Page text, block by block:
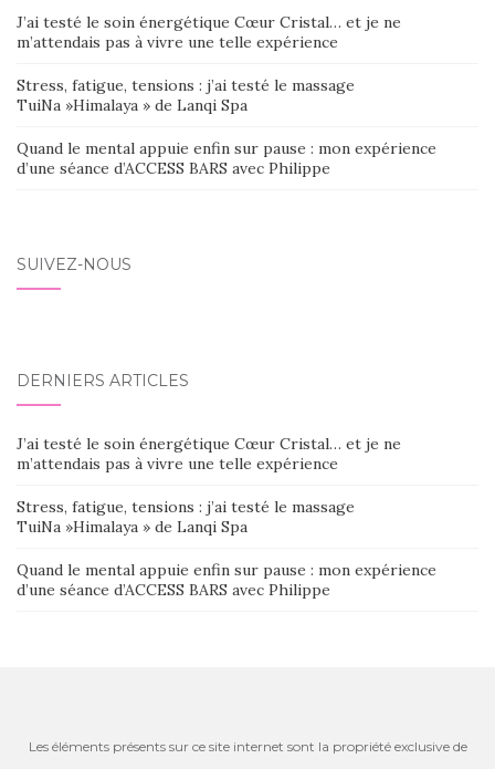
J’ai testé le soin énergétique Cœur Cristal… et je ne
m’attendais pas à vivre une telle expérience
Stress, fatigue, tensions : j’ai testé le massage
TuiNa »Himalaya » de Lanqi Spa
Quand le mental appuie enfin sur pause : mon expérience
d’une séance d’ACCESS BARS avec Philippe
SUIVEZ-NOUS
DERNIERS ARTICLES
J’ai testé le soin énergétique Cœur Cristal… et je ne
m’attendais pas à vivre une telle expérience
Stress, fatigue, tensions : j’ai testé le massage
TuiNa »Himalaya » de Lanqi Spa
Quand le mental appuie enfin sur pause : mon expérience
d’une séance d’ACCESS BARS avec Philippe
Les éléments présents sur ce site internet sont la propriété exclusive de